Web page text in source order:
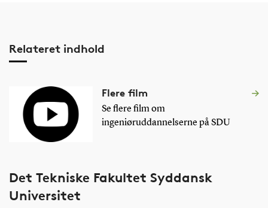
Relateret indhold
Flere film
Se flere film om
ingeniøruddannelserne på SDU
Det Tekniske Fakultet Syddansk
Universitet